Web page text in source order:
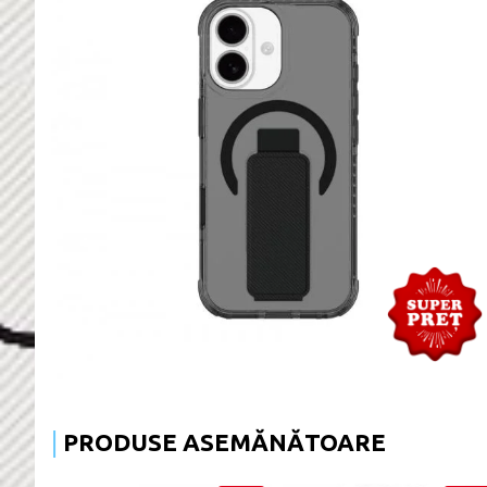
PRODUSE ASEMĂNĂTOARE